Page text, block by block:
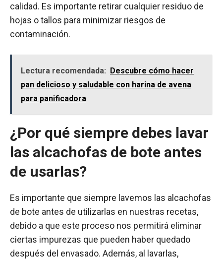
calidad. Es importante retirar cualquier residuo de
hojas o tallos para minimizar riesgos de
contaminación.
Lectura recomendada: Descubre cómo hacer
pan delicioso y saludable con harina de avena
para panificadora
¿Por qué siempre debes lavar
las alcachofas de bote antes
de usarlas?
Es importante que siempre lavemos las alcachofas
de bote antes de utilizarlas en nuestras recetas,
debido a que este proceso nos permitirá eliminar
ciertas impurezas que pueden haber quedado
después del envasado. Además, al lavarlas,